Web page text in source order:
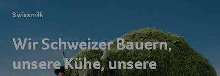
Swissmilk
Wir Schweizer Bauern,
unsere Kühe, unsere